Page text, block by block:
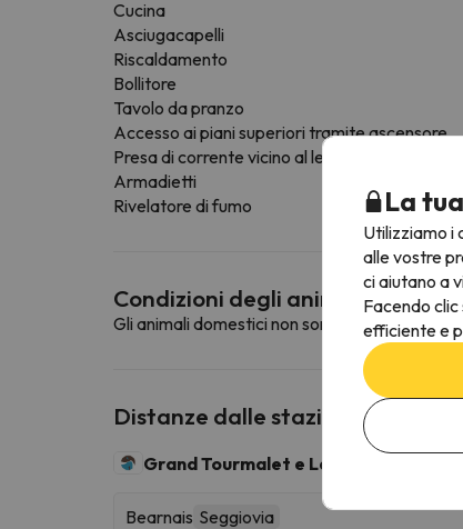
Cucina
Asciugacapelli
Riscaldamento
Bollitore
Tavolo da pranzo
Accesso ai piani superiori tramite ascensore
Presa di corrente vicino al letto
Armadietti
Rivelatore di fumo
Condizioni degli animali
Gli animali domestici non sono ammessi in
Distanze dalle stazioni sciistiche
Grand Tourmalet e La Mongie
Bearnais Seggiovia
La
Utilizziamo i
alle vostre
ci aiutano a
Facendo
efficiente e